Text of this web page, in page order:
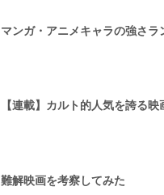
マンガ・アニメキャラの強さラ
【連載】カルト的人気を誇る映
難解映画を考察してみた